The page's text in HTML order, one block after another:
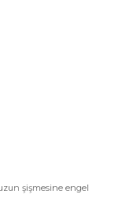
şişmesine engel